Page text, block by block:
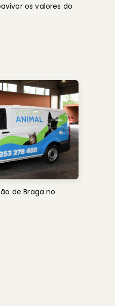
os valores do
de Braga no